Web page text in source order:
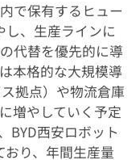
で保有するヒュー
し、生産ラインに
代替を優先的に導
本格的な大規模導
拠点）や物流倉庫
増やしていく予定
BYD西安ロボット
り、年間生産量